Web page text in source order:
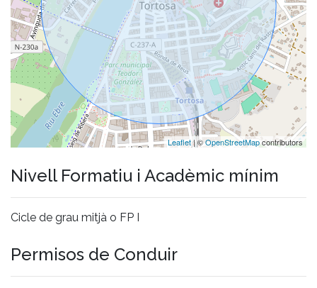
Leaflet| ©OpenStreetMapcontributors
Nivell Formatiu i Acadèmic mínim
Cicle de grau mitjà o FP I
Permisos de Conduir